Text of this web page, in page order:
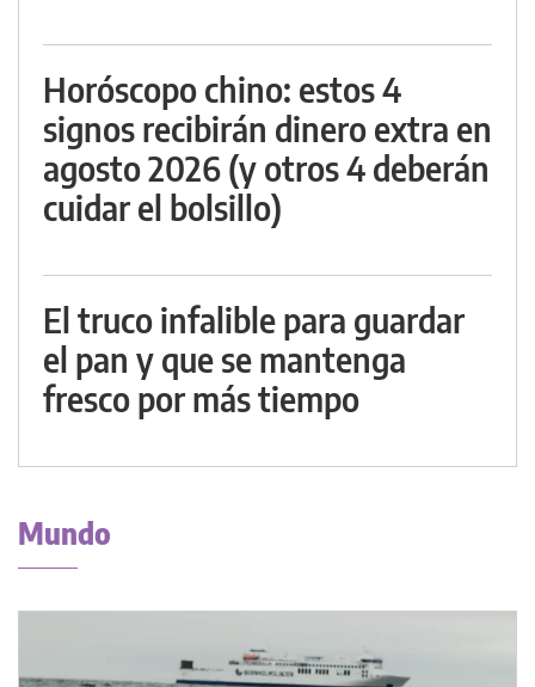
Horóscopo chino: estos 4
signos recibirán dinero extra en
agosto 2026 (y otros 4 deberán
cuidar el bolsillo)
El truco infalible para guardar
el pan y que se mantenga
fresco por más tiempo
Mundo